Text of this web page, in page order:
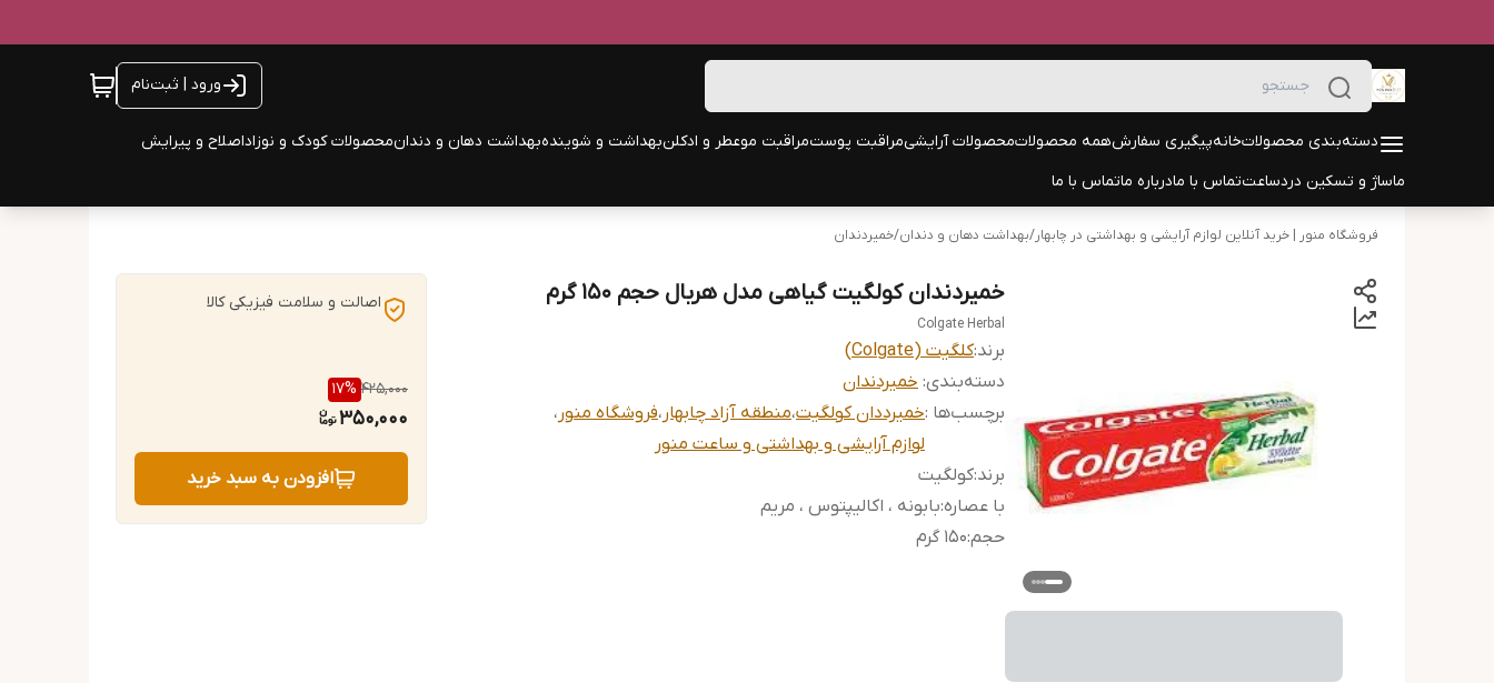
ورود | ثبت‌نام
دسته‌بندی محصولاتخانهپیگیری سفارشهمه محصولاتمحصولات آرایشیمراقبت پوستمراقبت موعطر و ادکلنبهداشت و شویندهبهداشت دهان و دندانمحصولات کودک و نوزاداصلاح و پیرایش
ماساژ و تسکین دردساعتتماس با مادرباره ماتماس با ما
فروشگاه منور | خرید آنلاین لوازم آرایشی و بهداشتی در چابهار/بهداشت دهان و دندان/خمیردندان
خمیردندان کولگیت گیاهی مدل هربال حجم 150 گرم
Colgate Herbal
برند:کلگیت (Colgate)
دسته‌بندی: خمیردندان
برچسب‌ها :خمیرددان کولگیت،منطقه آزاد چابهار ،فروشگاه منور ،
لوازم آرایشی و بهداشتی و ساعت منور
برند:کولگیت
با عصاره:بابونه ، اکالیپتوس ، مریم
حجم:150 گرم
اصالت و سلامت فیزیکی کالا
425,000
17%
350,000
افزودن به سبد خرید